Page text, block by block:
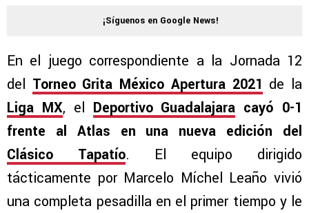
¡Síguenos en Google News!
En el juego correspondiente a la Jornada 12
del Torneo Grita México Apertura 2021 de la
Liga MX, el Deportivo Guadalajara cayó 0-1
frente al Atlas en una nueva edición del
Clásico Tapatío. El equipo dirigido
tácticamente por Marcelo Míchel Leaño vivió
una completa pesadilla en el primer tiempo y le